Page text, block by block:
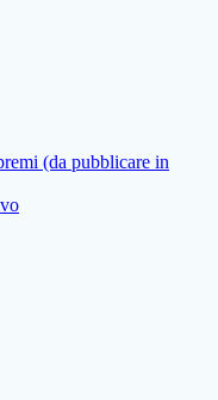
(da pubblicare in